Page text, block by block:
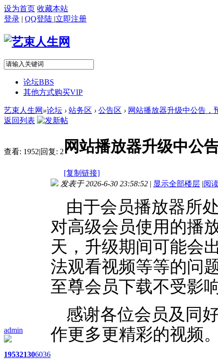
设为首页 收藏本站
登录 | QQ登陆 |立即注册
论坛BBS
其他方式购买VIP
艺束人生网 »论坛 › 站务区 › 公告区 › 网站播放器升级中公告，
返回列表
查看: 1952|回复: 2 网站播放器升级中公
[复制链接]
admin
195321306036
发表于 2026-6-30 23:58:52 | 显示全部楼层 |阅
由于会员播放器所
对高级会员使用的播
天，升级期间可能会
法观看视频等等的问
至尊会员下载不受影
感谢各位会员及同
作更多更精彩的视频